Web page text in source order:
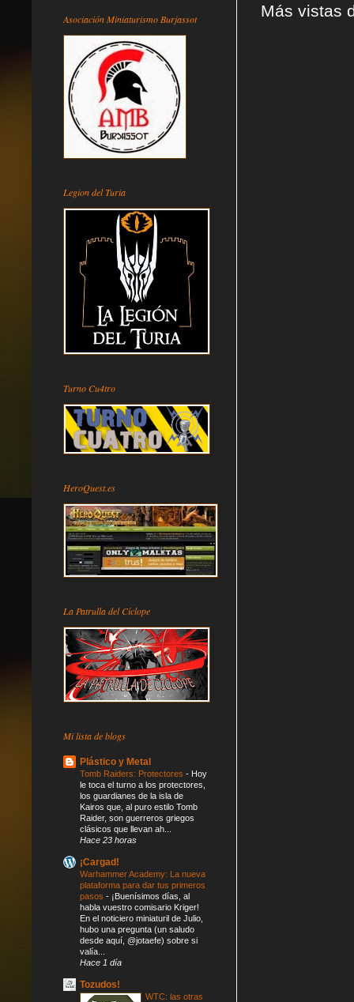
Más vistas
Asociación Miniaturismo Burjassot
Legion del Turia
Turno Cu4tro
HeroQuest.es
La Patrulla del Cíclope
Mi lista de blogs
Plástico y Metal
Tomb Raiders: Protectores - Hoy
le toca el turno a los protectores,
los guardianes de la isla de
Kairos que, al puro estilo Tomb
Raider, son guerreros griegos
clásicos que llevan ah...
Hace 23 horas
¡Cargad!
Warhammer Academy: La nueva
plataforma para dar tus primeros
pasos - ¡Buenísimos días, al
habla vuestro comisario Kriger!
En el noticiero miniaturil de Julio,
hubo una pregunta (un saludo
desde aquí, @jotaefe) sobre si
valía...
Hace 1 día
Tozudos!
WTC: las otras